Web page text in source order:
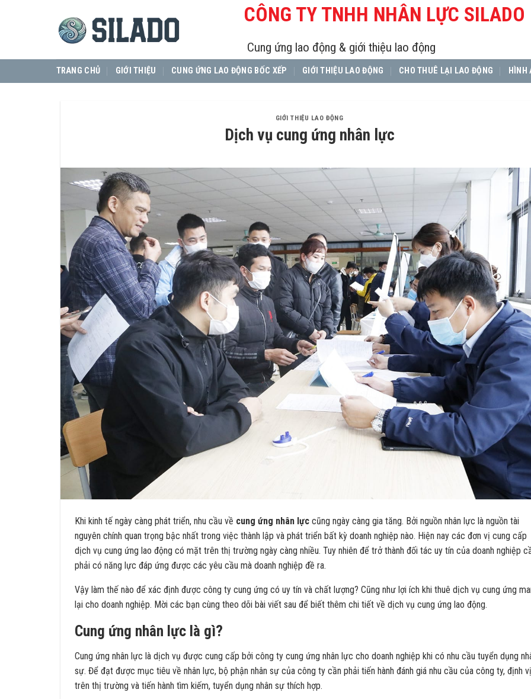
CÔNG TY TNHH NHÂN LỰC SILADO
Cung ứng lao động & giới thiệu lao động
TRANG CHỦ GIỚI THIỆU CUNG ỨNG LAO ĐỘNG BỐC XẾP GIỚI THIỆU LAO ĐỘNG CHO THUÊ LẠI LAO ĐỘNG HÌNH
GIỚI THIỆU LAO ĐỘNG
Dịch vụ cung ứng nhân lực
Khi kinh tế ngày càng phát triển, nhu cầu về cung ứng nhân lực cũng ngày càng gia tăng. Bởi nguồn nhân lực là nguồn tài
nguyên chính quan trọng bậc nhất trong việc thành lập và phát triển bất kỳ doanh nghiệp nào. Hiện nay các đơn vị cung cấp
dịch vụ cung ứng lao động có mặt trên thị trường ngày càng nhiều. Tuy nhiên để trở thành đối tác uy tín của doanh nghiệp
phải có năng lực đáp ứng được các yêu cầu mà doanh nghiệp đề ra.
Vậy làm thế nào để xác định được công ty cung ứng có uy tín và chất lượng? Cũng như lợi ích khi thuê dịch vụ cung ứng
lại cho doanh nghiệp. Mời các bạn cùng theo dõi bài viết sau để biết thêm chi tiết về dịch vụ cung ứng lao động.
Cung ứng nhân lực là gì?
Cung ứng nhân lực là dịch vụ được cung cấp bởi công ty cung ứng nhân lực cho doanh nghiệp khi có nhu cầu tuyển dụng
sự. Để đạt được mục tiêu về nhân lực, bộ phận nhân sự của công ty cần phải tiến hành đánh giá nhu cầu của công ty, định vị
trên thị trường và tiến hành tìm kiếm, tuyển dụng nhân sự thích hợp.